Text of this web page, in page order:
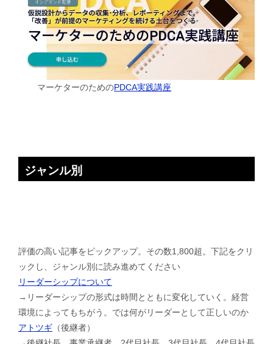
マーケターのためのPDCA実践講座
ジャンル別
評価の高い記事をピックアップ。その数1,800超。下記をクリ
ックし、ジャンル別に読み進めてください
リーダーシップについて
→リーダーシップの形式は時間とともに変化していく。経営
環境によってもちがう。では何がリーダーとして正しいのか
アトツギ （後継者）